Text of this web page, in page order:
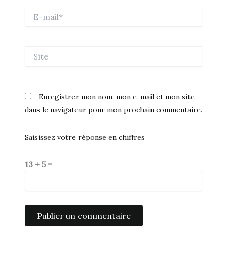
mail*
Enregistrer mon nom, mon e-mail et mon site
dans le navigateur pour mon prochain commentaire.
Saisissez votre réponse en chiffres
13 + 5 =